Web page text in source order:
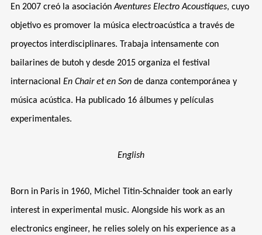
En 2007 creó la asociaciónAventures Electro Acoustiques, cuyo
objetivo es promover la música electroacústica a través de
proyectos interdisciplinares. Trabaja intensamente con
bailarines de butoh y desde 2015 organiza el festival
internacional En Chair et en Sonde danza contemporánea y
música acústica. Ha publicado 16 álbumes y películas
experimentales.
English
Born in Paris in 1960, Michel Titin-Schnaider took an early
interest in experimental music. Alongside his work as an
electronics engineer, he relies solely on his experience as a